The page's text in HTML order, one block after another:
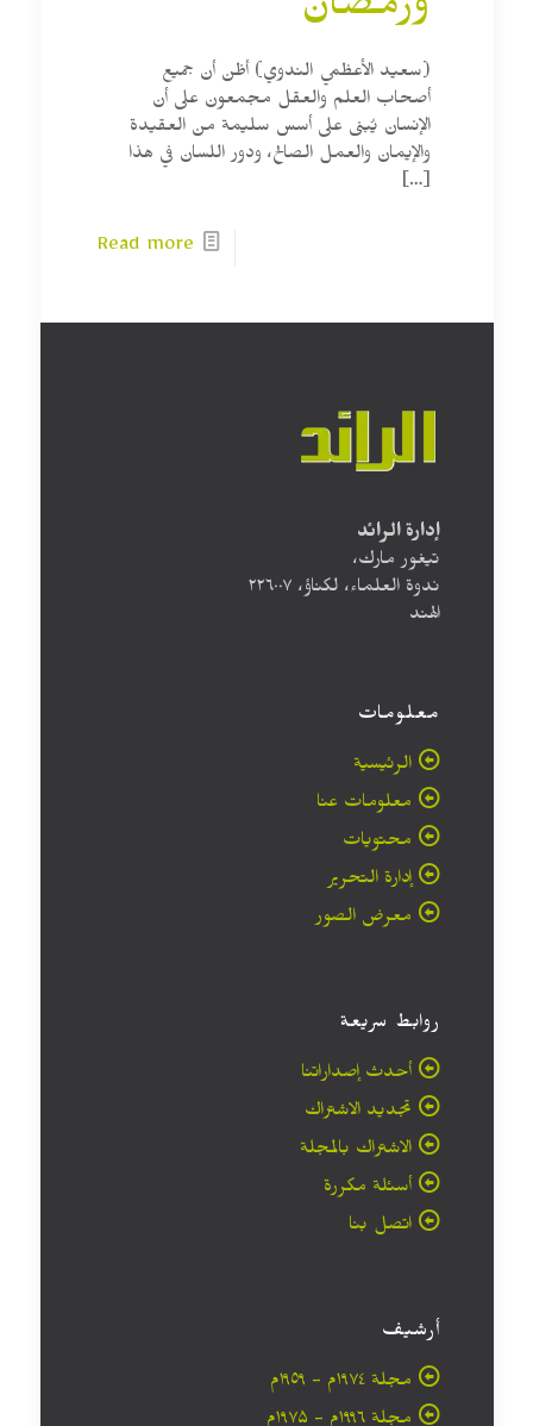
ورمضان
(سعيد الأعظمي الندوي) أظن أن جميع
أصحاب العلم والعقل مجمعون على أن
الإنسان يُبنى على أسس سليمة من العقيدة
والإيمان والعمل الصالح، ودور اللسان في هذا
[…]
Read more
إدارة الرائد
تيغور مارك،
ندوة العلماء، لكناؤ، ۲۲٦۰۰۷
الهند
معلومات
الرئيسية
معلومات عنا
محتويات
إدارة التحرير
معرض الصور
روابط سريعة
أحدث إصداراتنا
تجديد الاشتراك
الاشتراك بالمجلة
أسئلة مكررة
اتصل بنا
أرشيف
مجلة ۱۹۷٤م - ١٩٥٩م